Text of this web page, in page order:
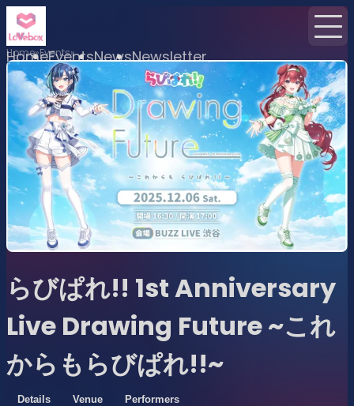
HomeEventsNewsNewsletter
Home Events
らびぱれ!! 1st Anniversary
Live Drawing Future ~これ
からもらびぱれ!!~
Details Venue Performers